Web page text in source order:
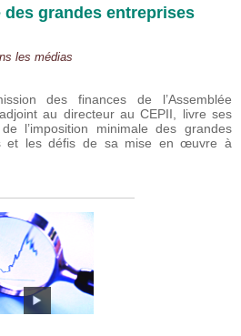
grandes entreprises
les médias
des finances de l’Assemblée
au directeur au CEPII, livre ses
l’imposition minimale des grandes
et les défis de sa mise en œuvre à